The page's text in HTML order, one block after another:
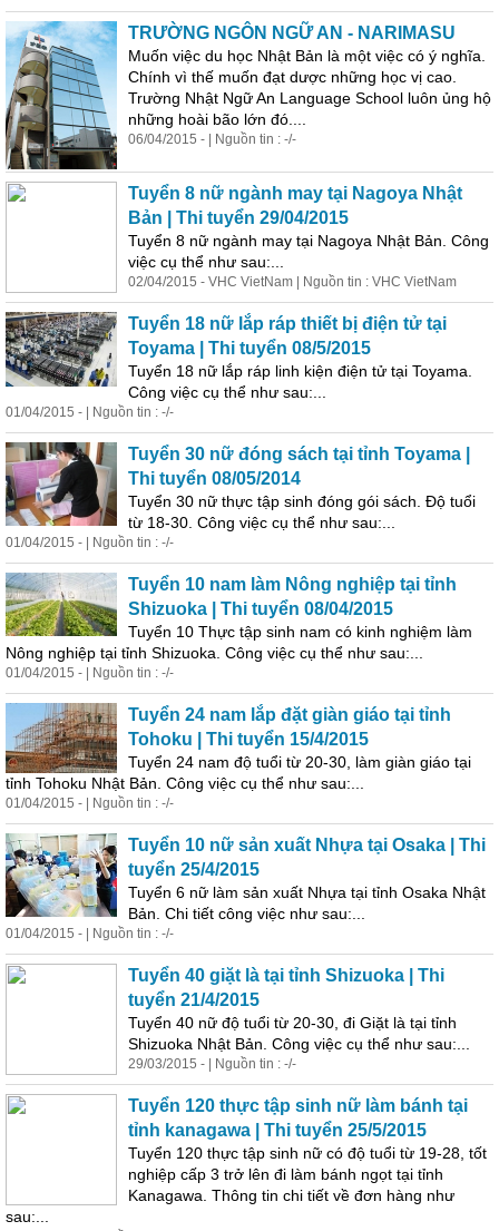
TRƯỜNG NGÔN NGỮ AN - NARIMASU
Muốn việc du học Nhật Bản là một việc có ý nghĩa.
Chính vì thế muốn đạt dược những học vị cao.
Trường Nhật Ngữ An Language School luôn ủng hộ
những hoài bão lớn đó....
06/04/2015 - | Nguồn tin : -/-
Tuyển 8 nữ ngành may tại Nagoya Nhật
Bản | Thi tuyển 29/04/2015
Tuyển 8 nữ ngành may tại Nagoya Nhật Bản. Công
việc cụ thể như sau:...
02/04/2015 - VHC VietNam | Nguồn tin : VHC VietNam
Tuyển 18 nữ lắp ráp thiết bị điện tử tại
Toyama | Thi tuyển 08/5/2015
Tuyển 18 nữ lắp ráp linh kiện điện tử tại Toyama.
Công việc cụ thể như sau:...
01/04/2015 - | Nguồn tin : -/-
Tuyển 30 nữ đóng sách tại tỉnh Toyama |
Thi tuyển 08/05/2014
Tuyển 30 nữ thực tập sinh đóng gói sách. Độ tuổi
từ 18-30. Công việc cụ thể như sau:...
01/04/2015 - | Nguồn tin : -/-
Tuyển 10 nam làm Nông nghiệp tại tỉnh
Shizuoka | Thi tuyển 08/04/2015
Tuyển 10 Thực tập sinh nam có kinh nghiệm làm
Nông nghiệp tại tỉnh Shizuoka. Công việc cụ thể như sau:...
01/04/2015 - | Nguồn tin : -/-
Tuyển 24 nam lắp đặt giàn giáo tại tỉnh
Tohoku | Thi tuyển 15/4/2015
Tuyển 24 nam độ tuổi từ 20-30, làm giàn giáo tại
tỉnh Tohoku Nhật Bản. Công việc cụ thể như sau:...
01/04/2015 - | Nguồn tin : -/-
Tuyển 10 nữ sản xuất Nhựa tại Osaka | Thi
tuyển 25/4/2015
Tuyển 6 nữ làm sản xuất Nhựa tại tỉnh Osaka Nhật
Bản. Chi tiết công việc như sau:...
01/04/2015 - | Nguồn tin : -/-
Tuyển 40 giặt là tại tỉnh Shizuoka | Thi
tuyển 21/4/2015
Tuyển 40 nữ độ tuổi từ 20-30, đi Giặt là tại tỉnh
Shizuoka Nhật Bản. Công việc cụ thể như sau:...
29/03/2015 - | Nguồn tin : -/-
Tuyển 120 thực tập sinh nữ làm bánh tại
tỉnh kanagawa | Thi tuyển 25/5/2015
Tuyển 120 thực tập sinh nữ có độ tuổi từ 19-28, tốt
nghiệp cấp 3 trở lên đi làm bánh ngọt tại tỉnh
Kanagawa. Thông tin chi tiết về đơn hàng như
sau:...